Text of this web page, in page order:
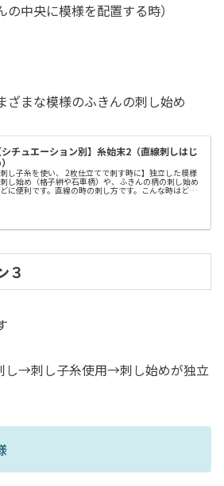
中央に模様を配置する時）
な模様のふきんの刺し始め
シチュエーション別】糸始末2（直線刺しはじ
刺し子糸を使い、 2枚仕立てで刺す時に】独立した模様
し始め（格子絣や石車柄）や、ふきんの柄の刺し始め
に便利です。直線の時の刺し方です。こんな時はどう
３
し→刺し子糸使用→刺し始めが独立